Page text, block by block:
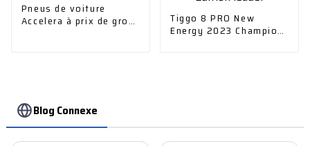
Pneus de voiture
Accelera à prix de gros
Tiggo 8 PRO New
Energy 2023 Champion
Blog Connexe